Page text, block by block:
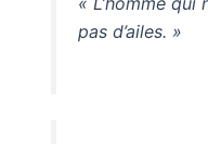
pas d’ailes. »